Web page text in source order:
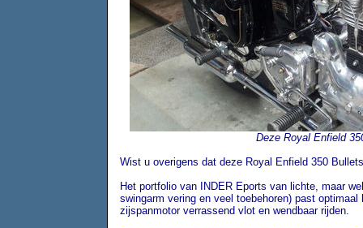
Deze Royal Enfield
Wist u overigens dat deze Royal Enfield 350
Het portfolio van INDER Eports van lichte, maar
swingarm vering en veel toebehoren) past
zijspanmotor verrassend vlot en wendbaar rijden.